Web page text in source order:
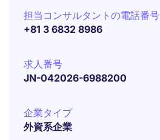
担当コンサルタントの電話番号
+81 3 6832 8986
求人番号
JN-042026-6988200
企業タイプ
外資系企業